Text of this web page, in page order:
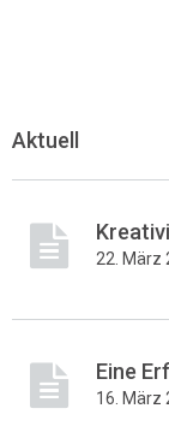
Aktuell
22. März
Eine
16. März